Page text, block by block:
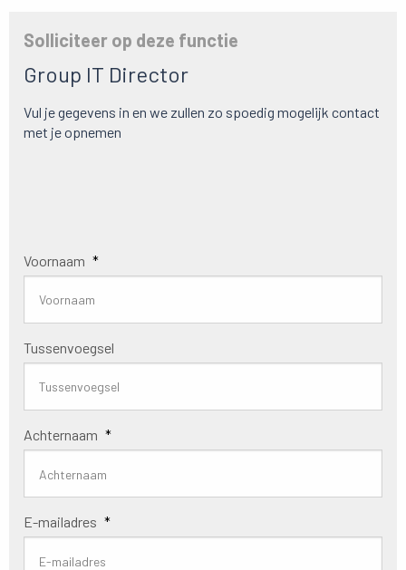
Solliciteer op deze functie
Group IT Director
Vul je gegevens in en we zullen zo spoedig mogelijk contact
met je opnemen
Voornaam *
Tussenvoegsel
Achternaam *
E-mailadres *